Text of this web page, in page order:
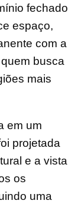
fechado
espaço,
com a
busca
mais
em um
projetada
e a vista
os
uma